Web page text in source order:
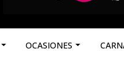
OCASIONES